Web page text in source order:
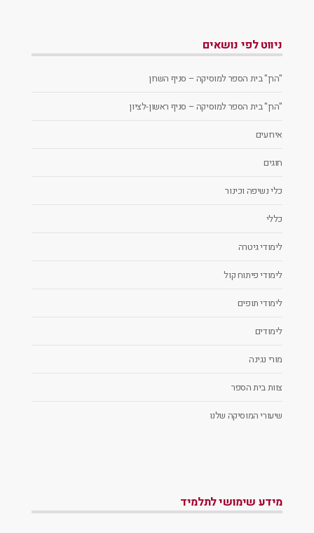
ניווט לפי נושאים
"הרן" בית הספר למוסיקה – סניף השרון
"הרן" בית הספר למוסיקה – סניף ראשון-לציון
אירועים
חוגים
כלי נשיפה וכינור
כללי
לימודי גיטרה
לימודי פיתוח קול
לימודי תופים
לימודים
מורי נגינה
צוות בית הספר
שיעורי המוסיקה שלנו
מידע שימושי לתלמיד